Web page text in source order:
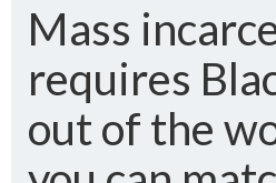
Mass
requires
out of the